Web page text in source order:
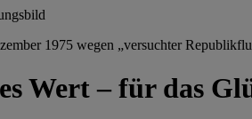
1975 wegen „versuchter
Wert – für das